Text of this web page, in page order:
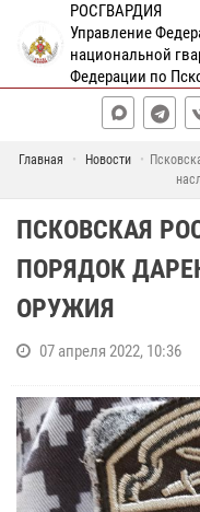
РОСГВАРДИЯ
Управление
национальной
Федерации по
Главная Новости
ПСКОВСКАЯ
ПОРЯДОК
ОРУЖИЯ
07 апреля 2022, 10:36